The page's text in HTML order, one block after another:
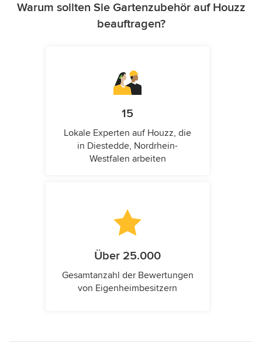
Warum sollten Sie Gartenzubehör auf Houzz
beauftragen?
15
Lokale Experten auf Houzz, die
in Diestedde, Nordrhein-
Westfalen arbeiten
Über 25.000
Gesamtanzahl der Bewertungen
von Eigenheimbesitzern